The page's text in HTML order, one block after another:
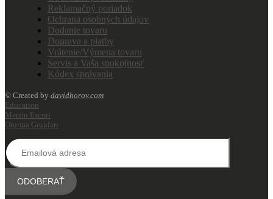
Reklamačný poriadok
Ochrana osobných údajov
Dodanie tovaru
Doprava a platby
Vrátenie/Výmena tovaru
Servis a Vaša spokojnosť
Kódex správania
© Created by davidhorov.com
Education
Mersin Escort
Oturma Grupları